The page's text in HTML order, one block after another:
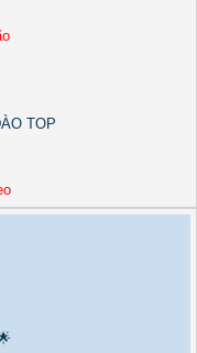
TOP